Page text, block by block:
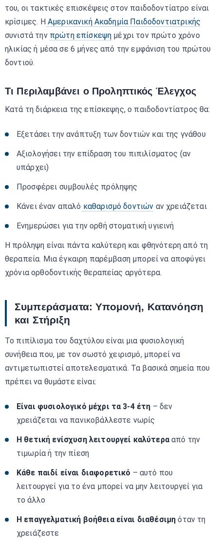
του, οι τακτικές επισκέψεις στον παιδοδοντίατρο είναι
κρίσιμες. Η Αμερικανική Ακαδημία Παιδοδοντιατρικής
συνιστά την πρώτη επίσκεψη μέχρι τον πρώτο χρόνο
ηλικίας ή μέσα σε 6 μήνες από την εμφάνιση του πρώτου
δοντιού.
Τι Περιλαμβάνει ο Προληπτικός Έλεγχος
Κατά τη διάρκεια της επίσκεψης, ο παιδοδοντίατρος θα:
Εξετάσει την ανάπτυξη των δοντιών και της γνάθου
Αξιολογήσει την επίδραση του πιπιλίσματος (αν
υπάρχει)
Προσφέρει συμβουλές πρόληψης
Κάνει έναν απαλό καθαρισμό δοντιών αν χρειάζεται
Ενημερώσει για την ορθή στοματική υγιεινή
Η πρόληψη είναι πάντα καλύτερη και φθηνότερη από τη
θεραπεία. Μια έγκαιρη παρέμβαση μπορεί να αποφύγει
χρόνια ορθοδοντικής θεραπείας αργότερα.
Συμπεράσματα: Υπομονή, Κατανόηση
και Στήριξη
Το πιπίλισμα του δαχτύλου είναι μια φυσιολογική
συνήθεια που, με τον σωστό χειρισμό, μπορεί να
αντιμετωπιστεί αποτελεσματικά. Τα βασικά σημεία που
πρέπει να θυμάστε είναι:
Είναι φυσιολογικό μέχρι τα 3-4 έτη – δεν
χρειάζεται να πανικοβάλλεστε νωρίς
Η θετική ενίσχυση λειτουργεί καλύτερααπό την
τιμωρία ή την πίεση
Κάθε παιδί είναι διαφορετικό – αυτό που
λειτουργεί για το ένα μπορεί να μην λειτουργεί για
το άλλο
Η επαγγελματική βοήθεια είναι διαθέσιμη όταν τη
χρειάζεστε